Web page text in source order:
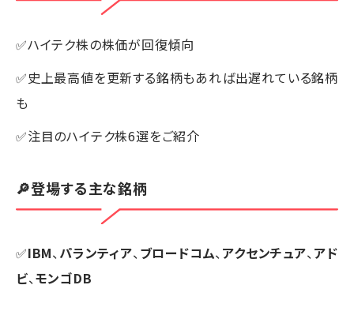
✅ハイテク株の株価が回復傾向
✅史上最高値を更新する銘柄もあれば出遅れている銘柄
も
✅注目のハイテク株6選をご紹介
🔎登場する主な銘柄
✅IBM、パランティア、ブロードコム、アクセンチュア、アド
ビ、モンゴDB